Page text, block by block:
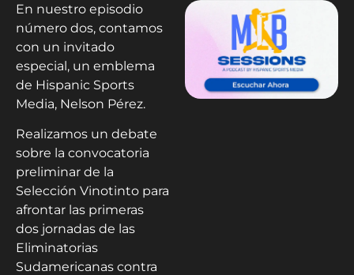
En nuestro episodio
número dos, contamos
con un invitado
especial, un emblema
de Hispanic Sports
Media, Nelson Pérez.
Realizamos un debate
sobre la convocatoria
preliminar de la
Selección Vinotinto para
afrontar las primeras
dos jornadas de las
Eliminatorias
Sudamericanas contra